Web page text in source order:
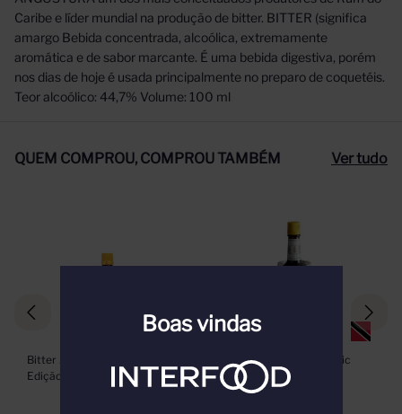
Caribe e líder mundial na produção de bitter. BITTER (significa
amargo Bebida concentrada, alcoólica, extremamente
aromática e de sabor marcante. É uma bebida digestiva, porém
nos dias de hoje é usada principalmente no preparo de coquetéis.
Teor alcoólico: 44,7% Volume: 100 ml
QUEM COMPROU, COMPROU TAMBÉM Ver tudo
Bitter Angostura 200ml -
Edição Comemorativa 200
Bitter Angostura Aromatic
473ml
Boas vindas